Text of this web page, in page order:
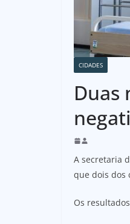
CIDADES
Duas
A secretaria
que dois dos
Os